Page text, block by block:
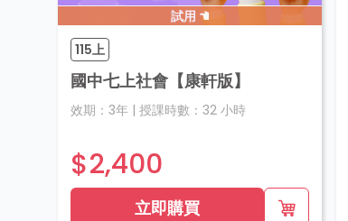
試用
115上
國中七上社會【康軒版】
效期： 3年 | 授課時數： 32 小時
$2,400
立即購買